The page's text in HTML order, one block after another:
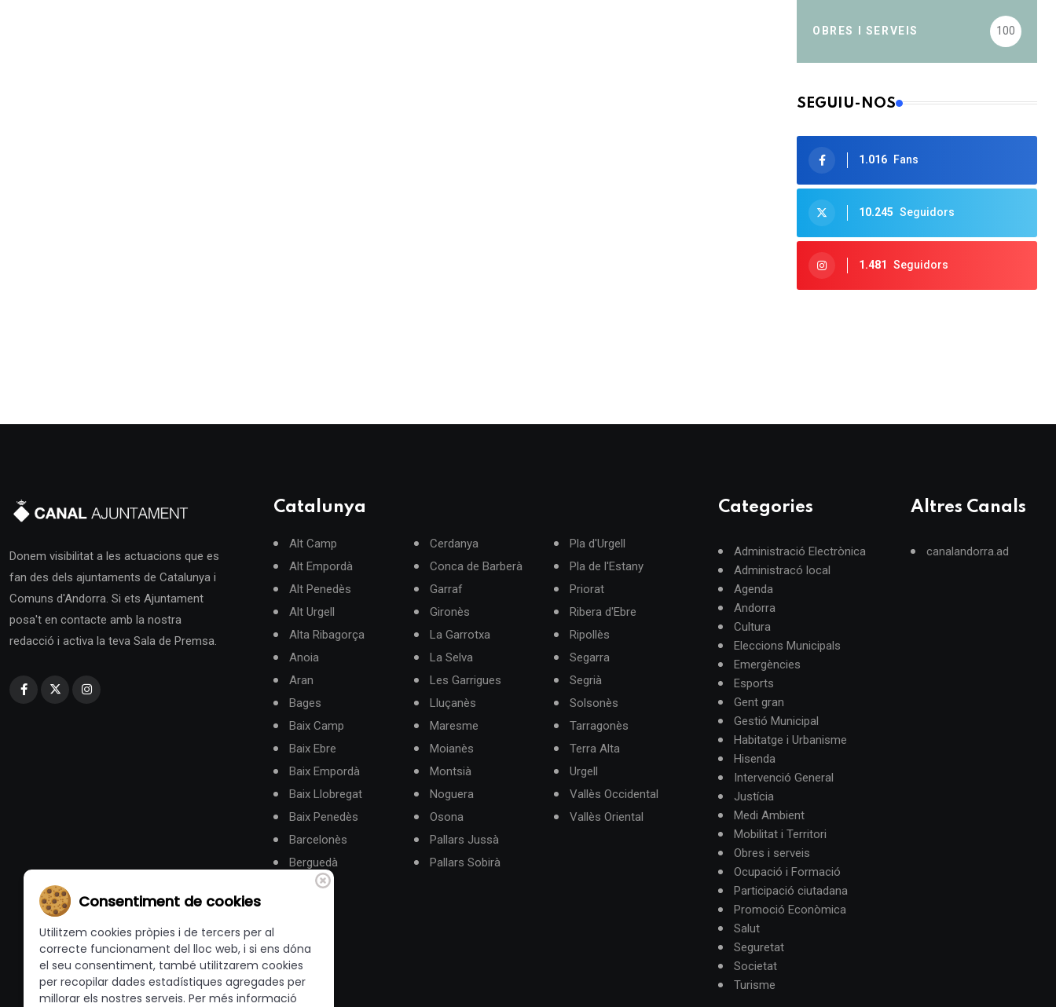
OBRES I SERVEIS 100
SEGUIU-NOS
1.016 Fans
10.245 Seguidors
1.481 Seguidors
Donem visibilitat a les actuacions que es
fan des dels ajuntaments de Catalunya i
Comuns d'Andorra. Si ets Ajuntament
posa't en contacte amb la nostra
redacció i activa la teva Sala de Premsa.
Catalunya
Alt Camp
Alt Empordà
Alt Penedès
Alt Urgell
Alta Ribagorça
Anoia
Aran
Bages
Baix Camp
Baix Ebre
Baix Empordà
Baix Llobregat
Baix Penedès
Barcelonès
Berguedà
Cerdanya
Conca de Barberà
Garraf
Gironès
La Garrotxa
La Selva
Les Garrigues
Lluçanès
Maresme
Moianès
Montsià
Noguera
Osona
Pallars Jussà
Pallars Sobirà
Pla d'Urgell
Pla de l'Estany
Priorat
Ribera d'Ebre
Ripollès
Segarra
Segrià
Solsonès
Tarragonès
Terra Alta
Urgell
Vallès Occidental
Vallès Oriental
Categories
Administració Electrònica
Administracó local
Agenda
Andorra
Cultura
Eleccions Municipals
Emergències
Esports
Gent gran
Gestió Municipal
Habitatge i Urbanisme
Hisenda
Intervenció General
Justícia
Medi Ambient
Mobilitat i Territori
Obres i serveis
Ocupació i Formació
Participació ciutadana
Promoció Econòmica
Salut
Seguretat
Societat
Turisme
Altres Canals
canalandorra.ad
Consentiment de cookies
Utilitzem cookies pròpies i de tercers per al
correcte funcionament del lloc web, i si ens dóna
el seu consentiment, també utilitzarem cookies
per recopilar dades estadístiques agregades per
millorar els nostres serveis. Per més informació